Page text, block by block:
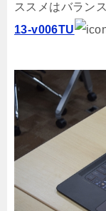
ススメはバラン
13-v006TU